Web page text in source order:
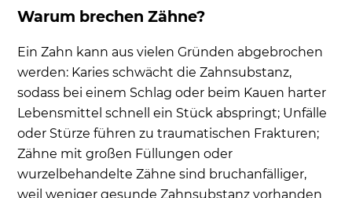
Warum brechen Zähne?
Ein Zahn kann aus vielen Gründen abgebrochen
werden: Karies schwächt die Zahnsubstanz,
sodass bei einem Schlag oder beim Kauen harter
Lebensmittel schnell ein Stück abspringt; Unfälle
oder Stürze führen zu traumatischen Frakturen;
Zähne mit großen Füllungen oder
wurzelbehandelte Zähne sind bruchanfälliger,
weil weniger gesunde Zahnsubstanz vorhanden